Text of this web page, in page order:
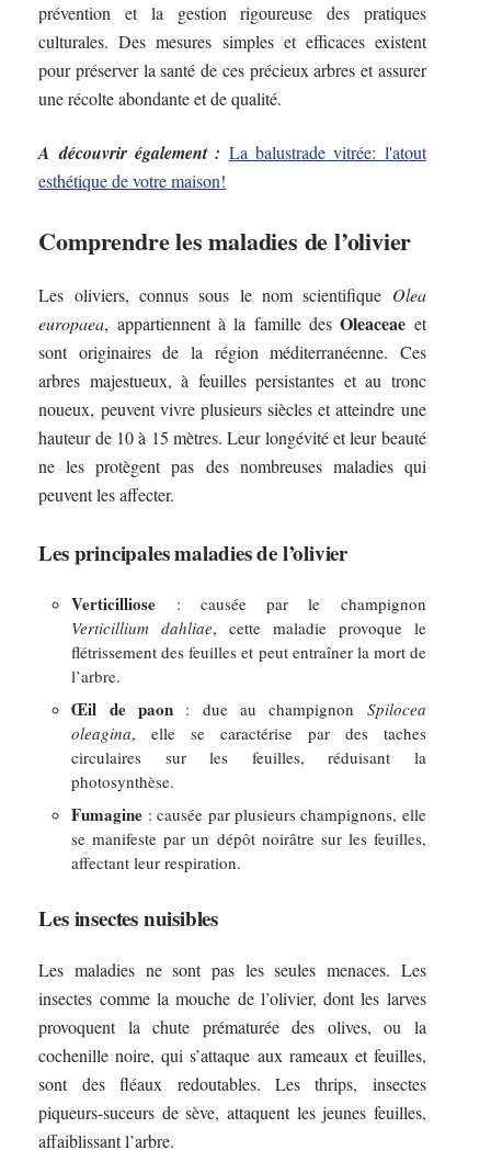
prévention et la gestion rigoureuse des pratiques
culturales. Des mesures simples et efficaces existent
pour préserver la santé de ces précieux arbres et assurer
une récolte abondante et de qualité.
A découvrir également : La balustrade vitrée: l'atout
esthétique de votre maison!
Comprendre les maladies de l’olivier
Les oliviers, connus sous le nom scientifique Olea
europaea, appartiennent à la famille desOleaceae et
sont originaires de la région méditerranéenne. Ces
arbres majestueux, à feuilles persistantes et au tronc
noueux, peuvent vivre plusieurs siècles et atteindre une
hauteur de 10 à 15 mètres. Leur longévité et leur beauté
ne les protègent pas des nombreuses maladies qui
peuvent les affecter.
Les principales maladies de l’olivier
Verticilliose : causée par le champignon
Verticillium dahliae, cette maladie provoque le
flétrissement des feuilles et peut entraîner la mort de
l’arbre.
Œil de paon : due au champignon Spilocea
oleagina, elle se caractérise par des taches
circulaires sur les feuilles, réduisant la
photosynthèse.
Fumagine : causée par plusieurs champignons, elle
se manifeste par un dépôt noirâtre sur les feuilles,
affectant leur respiration.
Les insectes nuisibles
Les maladies ne sont pas les seules menaces. Les
insectes comme la mouche de l’olivier, dont les larves
provoquent la chute prématurée des olives, ou la
cochenille noire, qui s’attaque aux rameaux et feuilles,
sont des fléaux redoutables. Les thrips, insectes
piqueurs-suceurs de sève, attaquent les jeunes feuilles,
affaiblissant l’arbre.